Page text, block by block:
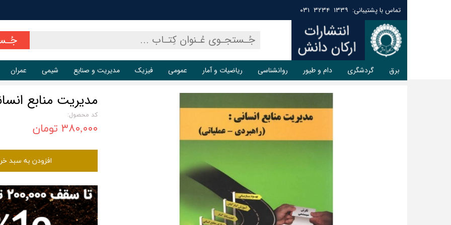
برق گردشگری دام و طیور روانشناسی ریاضیات و آمار عمومی فیزیک مدیریت و صنایع شیمی عمران
تماس با پشتیبانی: ۱۳۳۹ ۳۲۳۴ ۰۳۱
مدیریت منابع
کد محصول:
۳۸۰,۰۰۰ تومان
افزودن به سبد